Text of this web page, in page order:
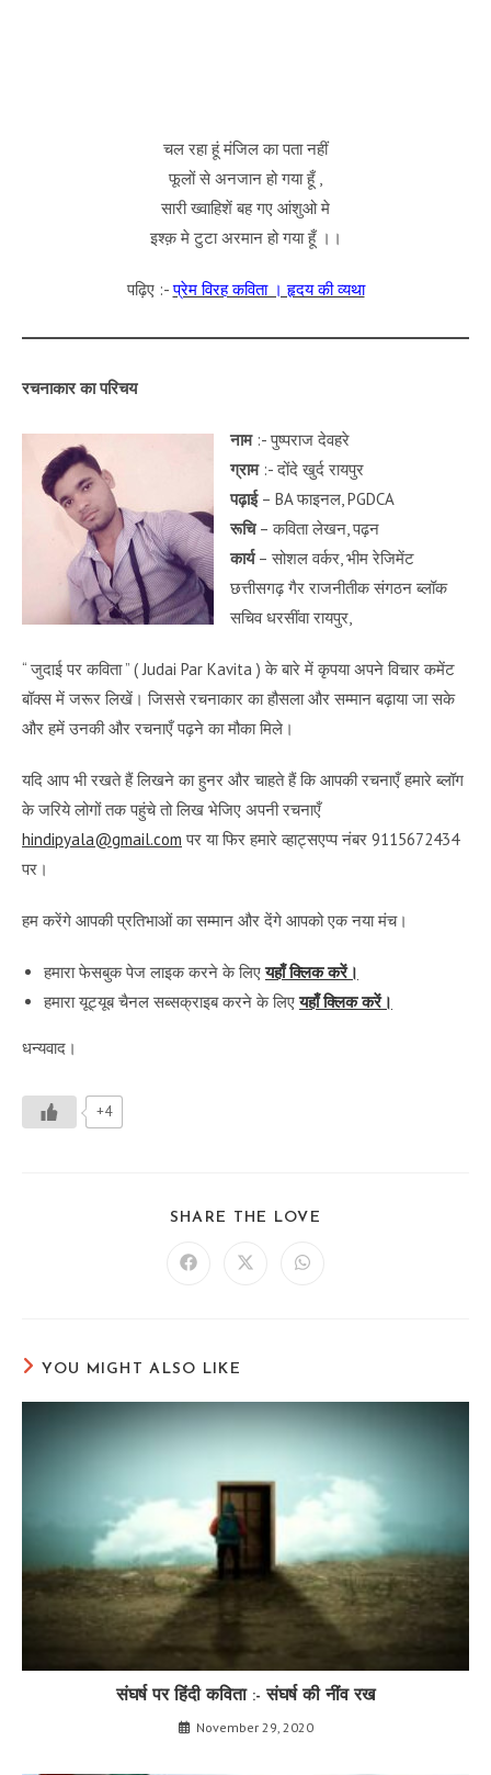
चल रहा हूं मंजिल का पता नहीं
फूलों से अनजान हो गया हूँ ,
सारी ख्वाहिशें बह गए आंशुओ मे
इश्क़ मे टुटा अरमान हो गया हूँ ।।
पढ़िए :-प्रेम विरह कविता । हृदय की व्यथा
रचनाकार का परिचय
नाम:- पुष्पराज देवहरे
ग्राम:- दोंदे खुर्द रायपुर
पढ़ाई– BA फाइनल, PGDCA
रूचि– कविता लेखन, पढ़न
कार्य– सोशल वर्कर, भीम रेजिमेंट
छत्तीसगढ़ गैर राजनीतीक संगठन ब्लॉक
सचिव धरसींवा रायपुर,
“ जुदाई पर कविता ” ( Judai Par Kavita ) के बारे में कृपया अपने विचार कमेंट
बॉक्स में जरूर लिखें। जिससे रचनाकार का हौसला और सम्मान बढ़ाया जा सके
और हमें उनकी और रचनाएँ पढ़ने का मौका मिले।
यदि आप भी रखते हैं लिखने का हुनर और चाहते हैं कि आपकी रचनाएँ हमारे ब्लॉग
के जरिये लोगों तक पहुंचे तो लिख भेजिए अपनी रचनाएँ
hindipyala@gmail.com पर या फिर हमारे व्हाट्सएप्प नंबर 9115672434
पर।
हम करेंगे आपकी प्रतिभाओं का सम्मान और देंगे आपको एक नया मंच।
हमारा फेसबुक पेज लाइक करने के लिएयहाँ क्लिक करें।
हमारा यूट्यूब चैनल सब्सक्राइब करने के लिएयहाँ क्लिक करें।
धन्यवाद।
+4
SHARE THE LOVE
Opens Opens Opens
YOU MIGHT ALSO LIKE
संघर्ष पर हिंदी कविता :- संघर्ष की नींव रख
November 29, 2020